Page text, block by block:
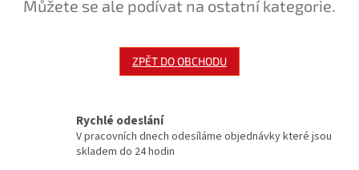
Můžete se ale podívat na ostatní kategorie.
ZPĚT DO OBCHODU
Rychlé odeslání
V pracovních dnech odesíláme objednávky které jsou
skladem do 24 hodin